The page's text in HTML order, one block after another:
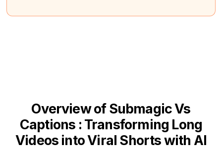
Overview of Submagic Vs
Captions : Transforming Long
Videos into Viral Shorts with AI